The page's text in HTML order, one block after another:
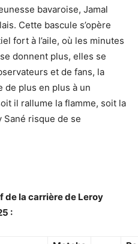
bavaroise, Jamal
Cette bascule s’opère
fort à l’aile, où les minutes
donnent plus, elles se
et de fans, la
de plus en plus à un
il rallume la flamme, soit la
risque de se
de la carrière de Leroy
: